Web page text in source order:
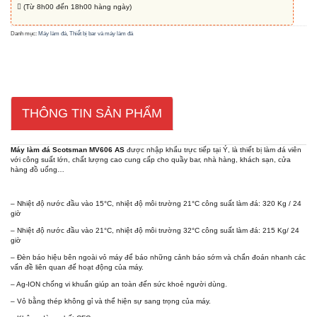
(Từ 8h00 đến 18h00 hàng ngày)
Danh mục: Máy làm đá, Thiết bị bar và máy làm đá
THÔNG TIN SẢN PHẨM
Máy làm đá Scotsman MV606 AS được nhập khẩu trực tiếp tại Ý, là thiết bị làm đá viên
với công suất lớn, chất lượng cao cung cấp cho quầy bar, nhà hàng, khách sạn, cửa
hàng đồ uống…
– Nhiệt độ nước đầu vào 15°C, nhiệt độ môi trường 21°C công suất làm đá: 320 Kg / 24
giờ
– Nhiệt độ nước đầu vào 21°C, nhiệt độ môi trường 32°C công suất làm đá: 215 Kg/ 24
giờ
– Đèn báo hiệu bên ngoài vỏ máy để báo những cảnh báo sớm và chẩn đoán nhanh các
vấn đề liên quan đế hoạt động của máy.
– Ag-ION chống vi khuẩn giúp an toàn đến sức khoẻ người dùng.
– Vỏ bằng thép không gỉ và thể hiện sự sang trọng của máy.